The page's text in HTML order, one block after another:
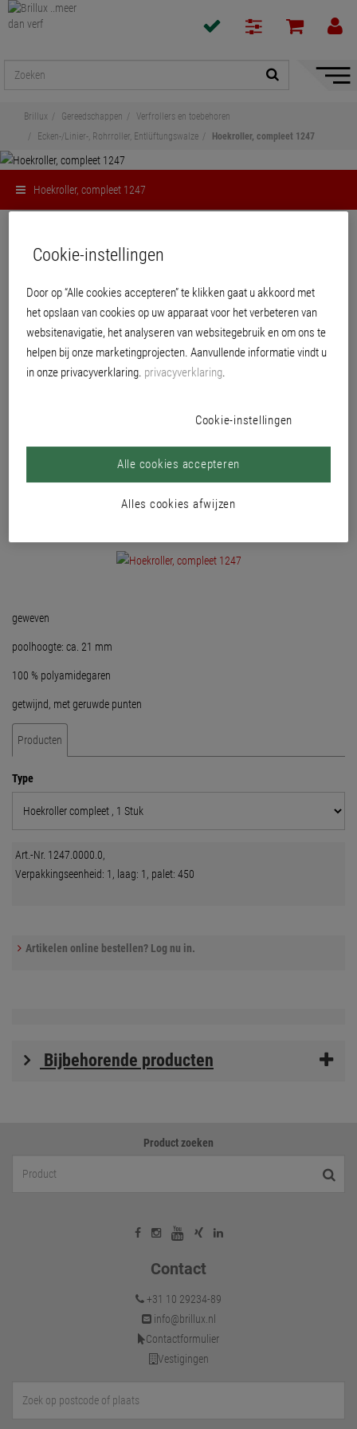
Brillux Gereedschappen
Verfrollers en toebehoren
Ecken-/Linier-, Rohrroller, Entlüftungswalze
Hoekroller, compleet 1247
Hoekroller, compleet 1247
Voor snel en eenvoudig schilderen van hoeken en profielen.
geweven
poolhoogte: ca. 21 mm
100 % polyamidegaren
getwijnd, met geruwde punten
Producten
Type
Art.-Nr. 1247.0000.0,
Verpakkingseenheid: 1, laag: 1, palet: 450
Artikelen online bestellen? Log nu in.
Bijbehorende producten
Product zoeken
Contact
+31 10 29234-89
info@brillux.nl
Contactformulier
Vestigingen
Cookie-instellingen
Door op “Alle cookies accepteren” te klikken gaat u akkoord met
het opslaan van cookies op uw apparaat voor het verbeteren van
websitenavigatie, het analyseren van websitegebruik en om ons te
helpen bij onze marketingprojecten. Aanvullende informatie vindt u
in onze privacyverklaring. privacyverklaring.
Cookie-instellingen
Alles cookies afwijzen
Alle cookies accepteren